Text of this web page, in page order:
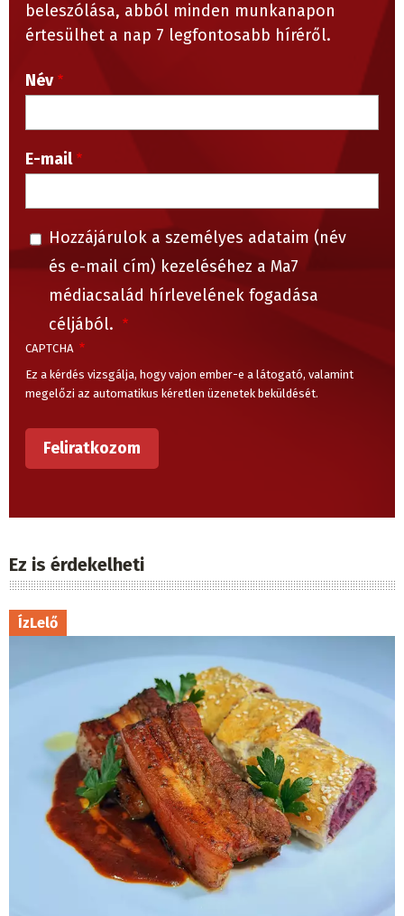
beleszólása, abból minden munkanapon
értesülhet a nap 7 legfontosabb híréről.
Név
E-mail
Hozzájárulok a személyes adataim (név
és e-mail cím) kezeléséhez a Ma7
médiacsalád hírlevelének fogadása
céljából.
CAPTCHA
Ez a kérdés vizsgálja, hogy vajon ember-e a látogató, valamint
megelőzi az automatikus kéretlen üzenetek beküldését.
Ez is érdekelheti
ÍzLelő